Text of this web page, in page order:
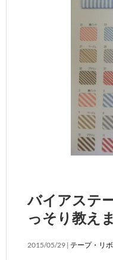
バイアステ
っそり教え
2015/05/29 | テープ・リ